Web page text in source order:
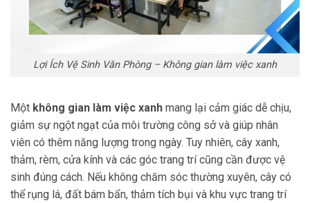
Lợi Ích Vệ Sinh Văn Phòng – Không gian làm việc xanh
Một không gian làm việc xanh mang lại cảm giác dễ chịu,
giảm sự ngột ngạt của môi trường công sở và giúp nhân
viên có thêm năng lượng trong ngày. Tuy nhiên, cây xanh,
thảm, rèm, cửa kính và các góc trang trí cũng cần được vệ
sinh đúng cách. Nếu không chăm sóc thường xuyên, cây có
thể rụng lá, đất bám bẩn, thảm tích bụi và khu vực trang trí